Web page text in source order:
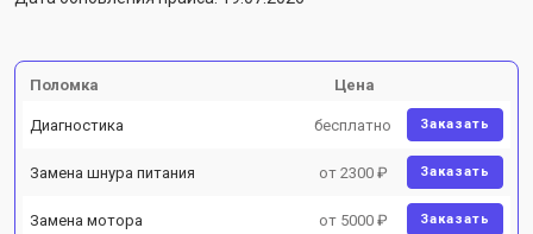
Поломка Цена
Диагностика бесплатно Заказать
Замена шнура питания от 2300 ₽ Заказать
Замена мотора от 5000 ₽ Заказать